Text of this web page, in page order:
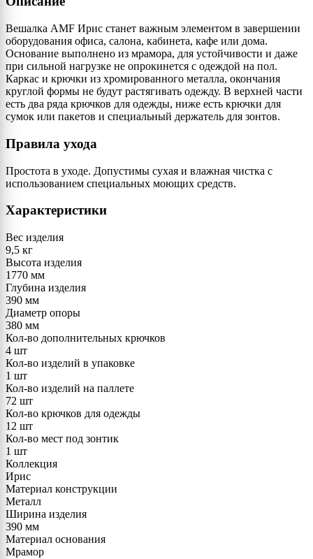
Вешалка AMF Ирис станет важным элементом в завершении
оборудования офиса, салона, кабинета, кафе или дома.
Основание выполнено из мрамора, для устойчивости и даже
при сильной нагрузке не опрокинется с одеждой на пол.
Каркас и крючки из хромированного металла, окончания
круглой формы не будут растягивать одежду. В верхней части
есть два ряда крючков для одежды, ниже есть крючки для
сумок или пакетов и специальный держатель для зонтов.
Правила ухода
Простота в уходе. Допустимы сухая и влажная чистка с
использованием специальных моющих средств.
Характеристики
Вес изделия
9,5 кг
Высота изделия
1770 мм
Глубина изделия
390 мм
Диаметр опоры
380 мм
Кол-во дополнительных крючков
4 шт
Кол-во изделий в упаковке
1 шт
Кол-во изделий на паллете
72 шт
Кол-во крючков для одежды
12 шт
Кол-во мест под зонтик
1 шт
Коллекция
Ирис
Материал конструкции
Металл
Ширина изделия
390 мм
Материал основания
Мрамор